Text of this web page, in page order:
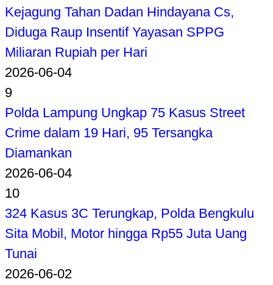
Kejagung Tahan Dadan Hindayana Cs,
Diduga Raup Insentif Yayasan SPPG
Miliaran Rupiah per Hari
2026-06-04
9
Polda Lampung Ungkap 75 Kasus Street
Crime dalam 19 Hari, 95 Tersangka
Diamankan
2026-06-04
10
324 Kasus 3C Terungkap, Polda Bengkulu
Sita Mobil, Motor hingga Rp55 Juta Uang
Tunai
2026-06-02